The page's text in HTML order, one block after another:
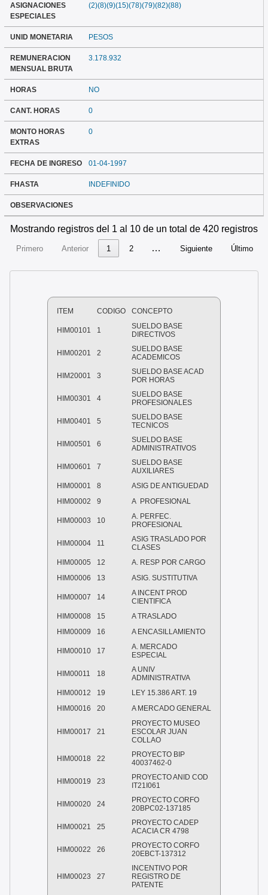
ASIGNACIONES
ESPECIALES
(2)(8)(9)(15)(78)(79)(82)(88)
UNID MONETARIA PESOS
REMUNERACION
MENSUAL BRUTA
3.178.932
HORAS NO
CANT. HORAS 0
MONTO HORAS
EXTRAS
0
FECHA DE INGRESO 01-04-1997
FHASTA INDEFINIDO
OBSERVACIONES
Mostrando registros del 1 al 10 de un total de 420 registros
Primero Anterior 1 2 … Siguiente Último
ITEM CODIGO CONCEPTO
HIM00101 1
SUELDO BASE
DIRECTIVOS
HIM00201 2
SUELDO BASE
ACADEMICOS
HIM20001 3
SUELDO BASE ACAD
POR HORAS
HIM00301 4
SUELDO BASE
PROFESIONALES
HIM00401 5
SUELDO BASE
TECNICOS
HIM00501 6
SUELDO BASE
ADMINISTRATIVOS
HIM00601 7
SUELDO BASE
AUXILIARES
HIM00001
8
ASIG DE ANTIGUEDAD
HIM00002
9 A PROFESIONAL
HIM00003 10
A. PERFEC.
PROFESIONAL
HIM00004 11
ASIG TRASLADO POR
CLASES
HIM00005
12
A. RESP POR CARGO
HIM00006
13 ASIG. SUSTITUTIVA
HIM00007 14
A INCENT PROD
CIENTIFICA
HIM00008
15
A TRASLADO
HIM00009
16 A ENCASILLAMIENTO
HIM00010 17
A. MERCADO
ESPECIAL
HIM00011 18
A UNIV
ADMINISTRATIVA
HIM00012
19
LEY 15.386 ART. 19
HIM00016
20 A MERCADO GENERAL
HIM00017 21
PROYECTO MUSEO
ESCOLAR JUAN
COLLAO
HIM00018 22
PROYECTO BIP
40037462-0
HIM00019 23
PROYECTO ANID COD
IT21I061
HIM00020 24
PROYECTO CORFO
20BPC02-137185
HIM00021 25
PROYECTO CADEP
ACACIA CR 4798
HIM00022 26
PROYECTO CORFO
20EBCT-137312
HIM00023 27
INCENTIVO POR
REGISTRO DE
PATENTE